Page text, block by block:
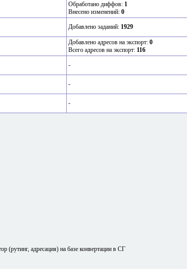
Обработано диффов: 1
Внесено изменений: 0
Добавлено заданий: 1929
Добавлено адресов на экспорт: 0
Всего адресов на экспорт: 116
-
-
-
(рутинг, адресация) на базе конвертации в СГ